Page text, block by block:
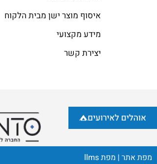
איסוף מוצר ישן מבית הלקוח
מידע מקצועי
יצירת קשר
אוהלים לאירועים
מפת אתר | מפת llms